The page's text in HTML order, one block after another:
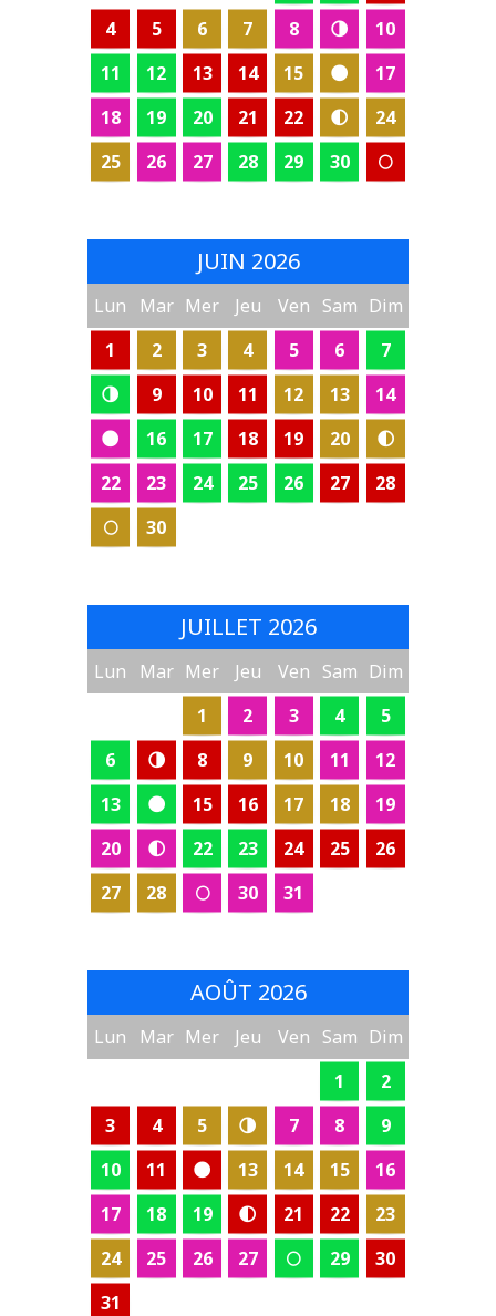
4
5 6 7 8 🌗
10
11
12 13 14 15 🌑
17
18
19 20 21 22 🌓
24
25
26 27 28 29 30 🌕
JUIN 2026
Lun Mar Mer Jeu Ven Sam Dim
1
2 3 4 5 6
7
🌗
9 10 11 12 13
14
🌑
16 17 18 19 20
🌓
22
23 24 25 26 27
28
🌕
30
JUILLET 2026
Lun Mar Mer Jeu Ven Sam Dim
1
2 3 4
5
6
🌗 8 9 10 11
12
13
🌑 15 16 17 18
19
20
🌓 22 23 24 25
26
27
28 🌕 30 31
AOÛT 2026
Lun Mar Mer Jeu Ven Sam Dim
1
2
3
4 5 🌗 7 8
9
10
11 🌑 13 14 15
16
17
18 19 🌓 21 22
23
24
25 26 27 🌕 29
30
31